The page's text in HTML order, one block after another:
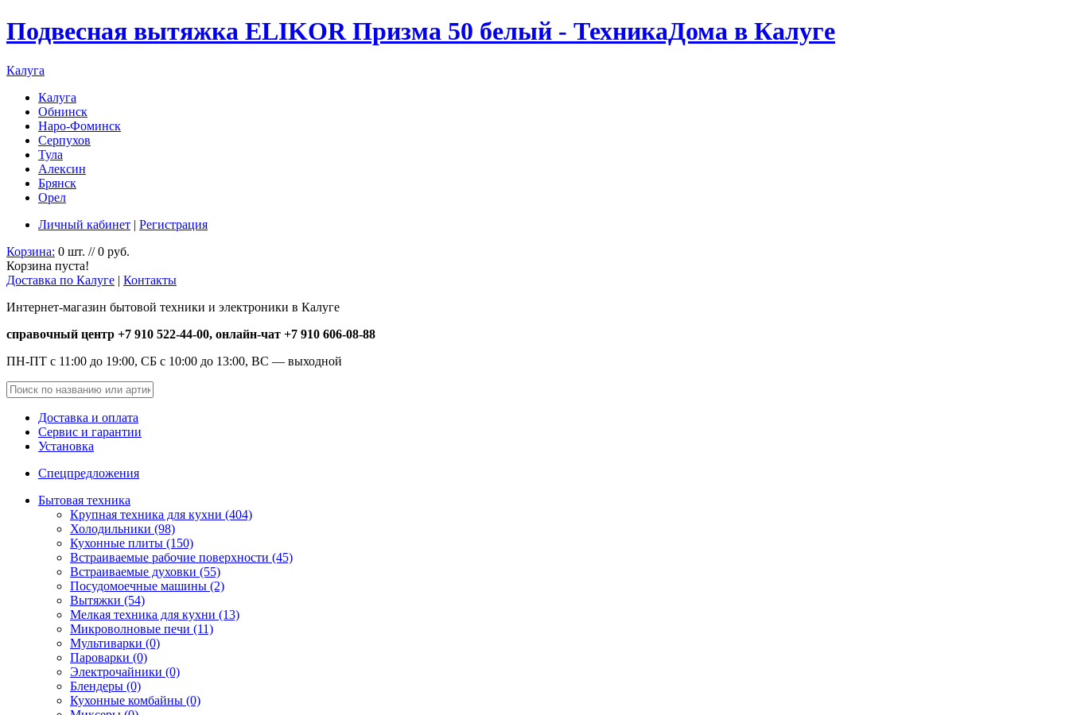
Подвесная вытяжка ELIKOR Призма 50 белый - ТехникаДома в Калуге
Калуга
Калуга
Обнинск
Наро-Фоминск
Серпухов
Тула
Алексин
Брянск
Орел
Личный кабинет | Регистрация
Корзина: 0 шт. // 0 руб.
Корзина пуста!
Доставка по Калуге | Контакты
Интернет-магазин бытовой техники и электроники в Калуге
справочный центр +7 910 522-44-00, онлайн-чат +7 910 606-08-88
ПН-ПТ с 11:00 до 19:00, СБ с 10:00 до 13:00, ВС — выходной
Доставка и оплата
Сервис и гарантии
Установка
Спецпредложения
Бытовая техника
Крупная техника для кухни (404)
Холодильники (98)
Кухонные плиты (150)
Встраиваемые рабочие поверхности (45)
Встраиваемые духовки (55)
Посудомоечные машины (2)
Вытяжки (54)
Мелкая техника для кухни (13)
Микроволновые печи (11)
Мультиварки (0)
Пароварки (0)
Электрочайники (0)
Блендеры (0)
Кухонные комбайны (0)